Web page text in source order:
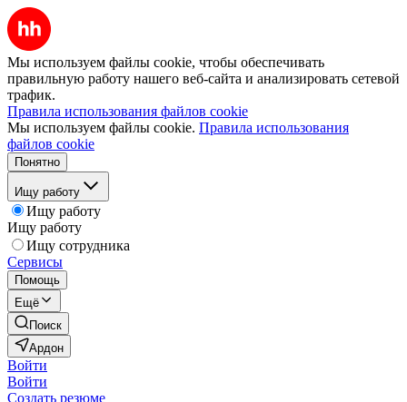
Мы используем файлы cookie, чтобы обеспечивать
правильную работу нашего веб-сайта и анализировать сетевой
трафик.
Правила использования файлов cookie
Мы используем файлы cookie. Правила использования
файлов cookie
Понятно
Ищу работу
Ищу работу
Ищу работу
Ищу сотрудника
Сервисы
Помощь
Ещё
Поиск
Ардон
Войти
Войти
Создать резюме